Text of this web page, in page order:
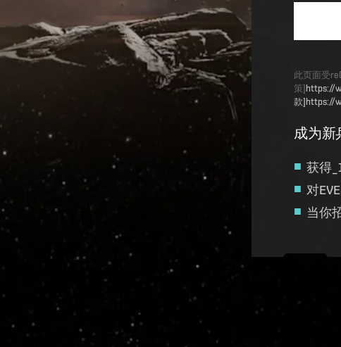
此页面受
策] https://
款]https://
成为新
获得
对
当你
Recruitment service url to use: https://eve-web-user-